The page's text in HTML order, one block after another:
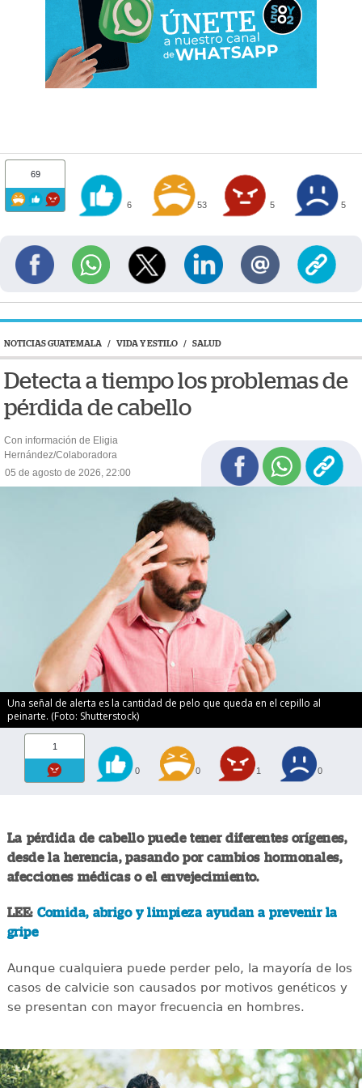
69
6 53 5 5
NOTICIAS GUATEMALA / VIDA Y ESTILO / SALUD
Detecta a tiempo los problemas de
pérdida de cabello
Con información de Eligia
Hernández/Colaboradora
05 de agosto de 2026, 22:00
Una señal de alerta es la cantidad de pelo que queda en el cepillo al
peinarte. (Foto: Shutterstock)
1
0 0 1 0
La pérdida de cabello puede tener diferentes orígenes,
desde la herencia, pasando por cambios hormonales,
afecciones médicas o el envejecimiento.
LEE: Comida, abrigo y limpieza ayudan a prevenir la
gripe
Aunque cualquiera puede perder pelo, la mayoría de los
casos de calvicie son causados por motivos genéticos y
se presentan con mayor frecuencia en hombres.